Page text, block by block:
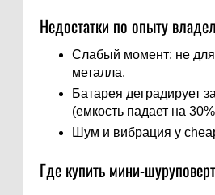
Недостатки по опыту
Слабый момент: не для
металла.
Батарея деградирует
(емкость падает на
Шум и вибрация у
Где купить мини-